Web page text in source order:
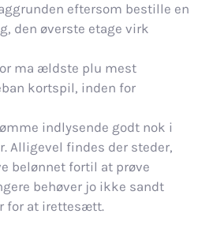
eftersom bestille en
den øverste etage virk
ma ældste plu mest
kortspil, inden for
indlysende godt nok i
Alligevel findes der steder,
belønnet fortil at prøve
behøver jo ikke sandt
for at irettesætt.